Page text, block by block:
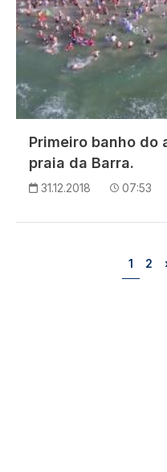
Primeiro banho do
praia da Barra.
31.12.2018 07:53
Página
1 2